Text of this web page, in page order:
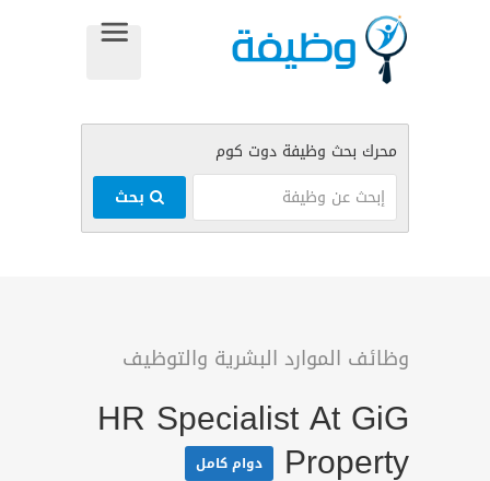
وظائف الموارد البشرية والتوظيف
HR Specialist At GiG
Property دوام كامل